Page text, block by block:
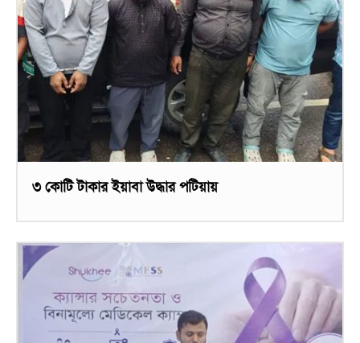
৩ কোটি টাকার ইয়াবা উদ্ধার পটিয়ায়